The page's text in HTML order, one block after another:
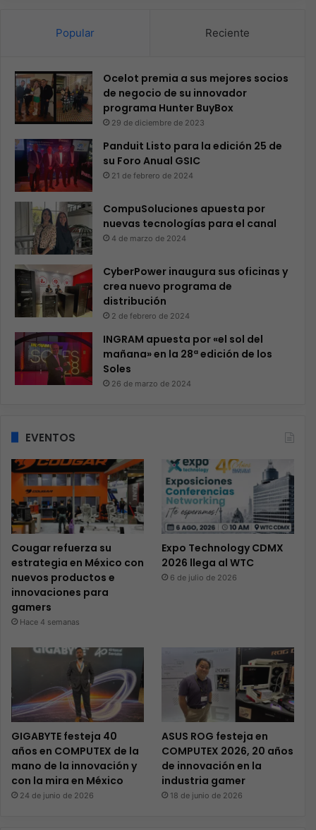
Popular Reciente
Ocelot premia a sus mejores socios
de negocio de su innovador
programa Hunter BuyBox
29 de diciembre de 2023
Panduit Listo para la edición 25 de
su Foro Anual GSIC
21 de febrero de 2024
CompuSoluciones apuesta por
nuevas tecnologías para el canal
4 de marzo de 2024
CyberPower inaugura sus oficinas y
crea nuevo programa de
distribución
2 de febrero de 2024
INGRAM apuesta por «el sol del
mañana» en la 28ª edición de los
Soles
26 de marzo de 2024
EVENTOS
Cougar refuerza su
estrategia en México con
nuevos productos e
innovaciones para
gamers
Hace 4 semanas
Expo Technology CDMX
2026 llega al WTC
6 de julio de 2026
GIGABYTE festeja 40
años en COMPUTEX de la
mano de la innovación y
con la mira en México
24 de junio de 2026
ASUS ROG festeja en
COMPUTEX 2026, 20 años
de innovación en la
industria gamer
18 de junio de 2026